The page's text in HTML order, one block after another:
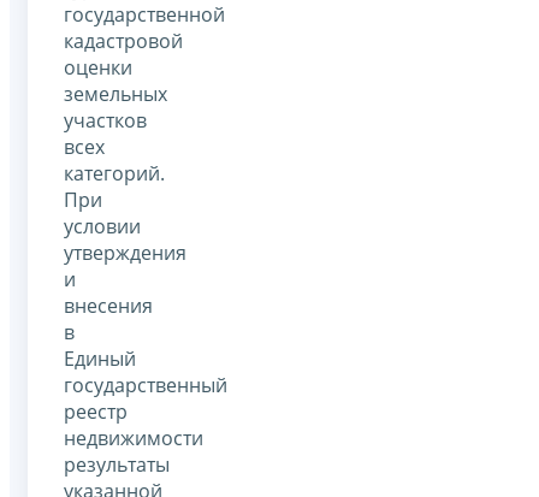
государственной
кадастровой
оценки
земельных
участков
всех
категорий.
При
условии
утверждения
и
внесения
в
Единый
государственный
реестр
недвижимости
результаты
указанной